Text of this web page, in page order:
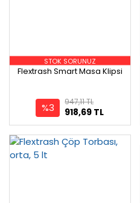
STOK SORUNUZ
Flextrash Smart Masa Klipsi
%3 918,69 TL
947,11 TL